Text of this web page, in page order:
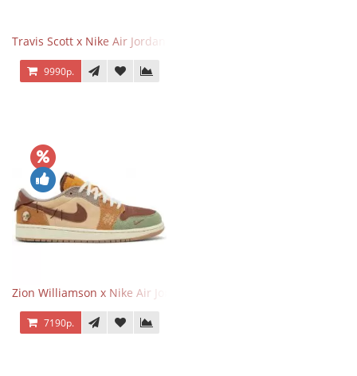
Travis Scott x Nike Air Jordan 1 Retro Low OG SP Black Phantom
9990р.
Zion Williamson x Nike Air Jordan 1 Retro Low OG Voodoo
7190р.